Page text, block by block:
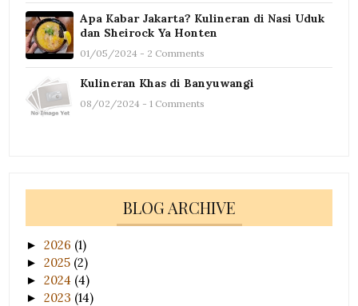
Apa Kabar Jakarta? Kulineran di Nasi Uduk
dan Sheirock Ya Honten
01/05/2024 - 2 Comments
Kulineran Khas di Banyuwangi
08/02/2024 - 1 Comments
BLOG ARCHIVE
►2026 (1)
►2025 (2)
►2024 (4)
►2023 (14)